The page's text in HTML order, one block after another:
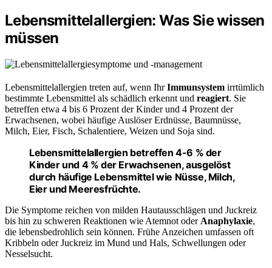
Lebensmittelallergien: Was Sie wissen
müssen
Lebensmittelallergien treten auf, wenn IhrImmunsystem irrtümlich
bestimmte Lebensmittel als schädlich erkennt und reagiert. Sie
betreffen etwa 4 bis 6 Prozent der Kinder und 4 Prozent der
Erwachsenen, wobei häufige Auslöser Erdnüsse, Baumnüsse,
Milch, Eier, Fisch, Schalentiere, Weizen und Soja sind.
Lebensmittelallergien betreffen 4-6 % der
Kinder und 4 % der Erwachsenen, ausgelöst
durch häufige Lebensmittel wie Nüsse, Milch,
Eier und Meeresfrüchte.
Die Symptome reichen von milden Hautausschlägen und Juckreiz
bis hin zu schweren Reaktionen wie Atemnot oder Anaphylaxie,
die lebensbedrohlich sein können. Frühe Anzeichen umfassen oft
Kribbeln oder Juckreiz im Mund und Hals, Schwellungen oder
Nesselsucht.